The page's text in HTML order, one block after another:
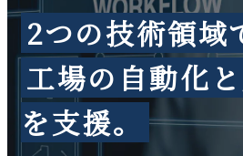
2つの技術領域
工場の自動化
を支援。